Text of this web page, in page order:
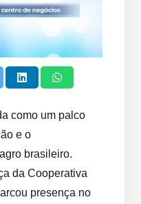
como um palco
e o
brasileiro.
da Cooperativa
presença no